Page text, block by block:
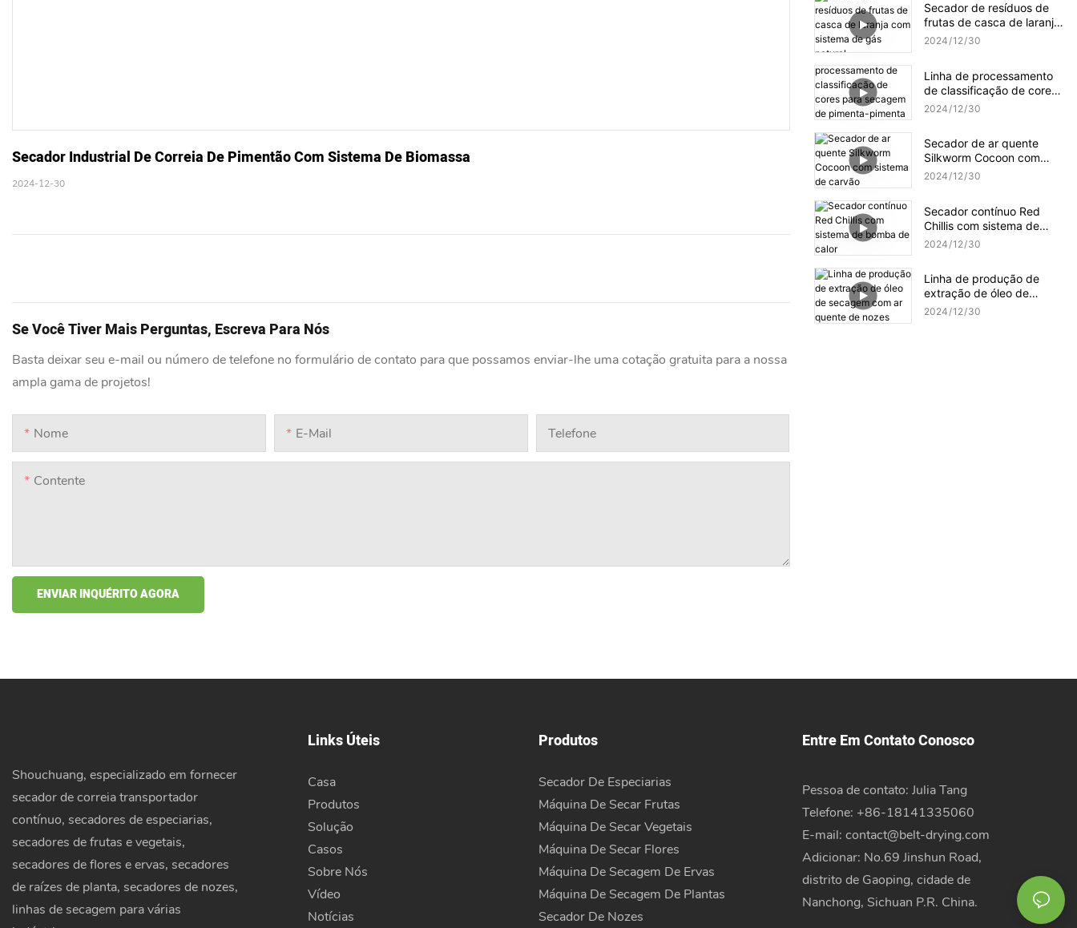
Secador Industrial De Correia De Pimentão Com Sistema De Biomassa
2024-12-30
Se Você Tiver Mais Perguntas, Escreva Para Nós
Basta deixar seu e-mail ou número de telefone no formulário de contato para que possamos enviar-lhe uma cotação gratuita para a nossa
ampla gama de projetos!
Nome E-Mail Telefone
Contente
ENVIAR INQUÉRITO AGORA
Secador de resíduos de
frutas de casca de laranja
com sistema de gás
2024 12 30
Linha de processamento
de classificação de cores
para secagem de
2024 12 30
Secador de ar quente
Silkworm Cocoon com
sistema de carvão
2024 12 30
Secador contínuo Red
Chillis com sistema de
bomba de calor
2024 12 30
Linha de produção de
extração de óleo de
secagem com ar quente
2024 12 30
Shouchuang, especializado em fornecer
secador de correia transportador
contínuo, secadores de especiarias,
secadores de frutas e vegetais,
secadores de flores e ervas, secadores
de raízes de planta, secadores de nozes,
linhas de secagem para várias
Links Úteis
Casa
Produtos
Solução
Casos
Sobre Nós
Vídeo
Notícias
Produtos
Secador De Especiarias
Máquina De Secar Frutas
Máquina De Secar Vegetais
Máquina De Secar Flores
Máquina De Secagem De Ervas
Máquina De Secagem De Plantas
Secador De Nozes
Entre Em Contato Conosco
Pessoa de contato: Julia Tang
Telefone: +86-18141335060
E-mail: contact@belt-drying.com
Adicionar: No.69 Jinshun Road,
distrito de Gaoping, cidade de
Nanchong, Sichuan P.R. China.